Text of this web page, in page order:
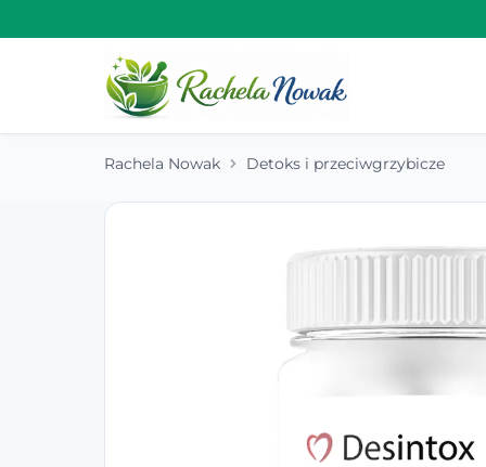
Rachela Nowak Detoks i przeciwgrzybicze